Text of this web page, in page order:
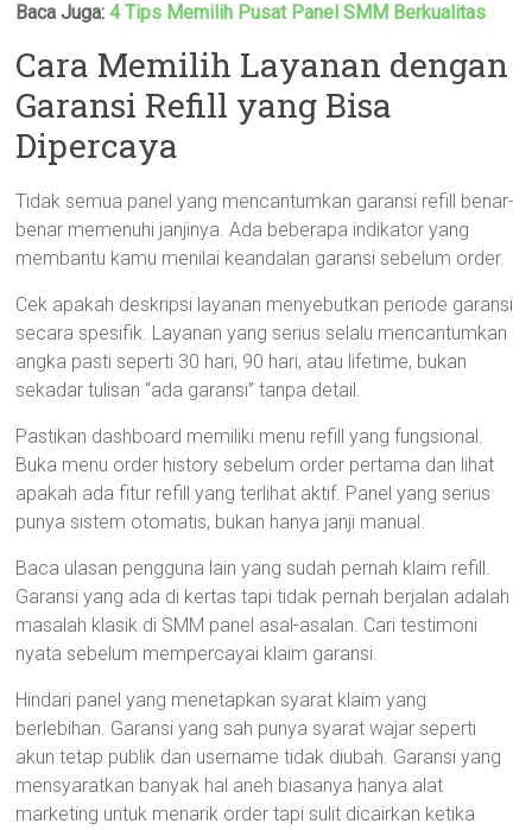
Baca Juga:4 Tips Memilih Pusat Panel SMM Berkualitas
Cara Memilih Layanan dengan
Garansi Refill yang Bisa
Dipercaya
Tidak semua panel yang mencantumkan garansi refill benar-
benar memenuhi janjinya. Ada beberapa indikator yang
membantu kamu menilai keandalan garansi sebelum order.
Cek apakah deskripsi layanan menyebutkan periode garansi
secara spesifik. Layanan yang serius selalu mencantumkan
angka pasti seperti 30 hari, 90 hari, atau lifetime, bukan
sekadar tulisan “ada garansi” tanpa detail.
Pastikan dashboard memiliki menu refill yang fungsional.
Buka menu order history sebelum order pertama dan lihat
apakah ada fitur refill yang terlihat aktif. Panel yang serius
punya sistem otomatis, bukan hanya janji manual.
Baca ulasan pengguna lain yang sudah pernah klaim refill.
Garansi yang ada di kertas tapi tidak pernah berjalan adalah
masalah klasik di SMM panel asal-asalan. Cari testimoni
nyata sebelum mempercayai klaim garansi.
Hindari panel yang menetapkan syarat klaim yang
berlebihan. Garansi yang sah punya syarat wajar seperti
akun tetap publik dan username tidak diubah. Garansi yang
mensyaratkan banyak hal aneh biasanya hanya alat
marketing untuk menarik order tapi sulit dicairkan ketika